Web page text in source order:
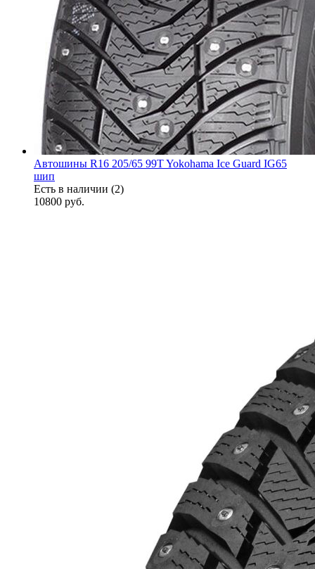
Автошины R16 205/65 99T Yokohama Ice Guard IG65
шип
Есть в наличии (2)
10800 руб.